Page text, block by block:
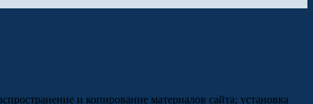
и копирование материалов сайта; установка